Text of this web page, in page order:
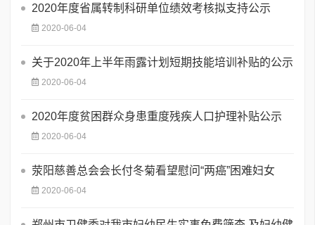
2020年度省属转制科研单位绩效考核拟支持公示
2020-06-04
关于2020年上半年雨露计划短期技能培训补贴的公示
2020-06-04
2020年度贫困群众身患重度残疾人口护理补贴公示
2020-06-04
荥阳慈善总会会长付冬菊看望慰问“两癌”困难妇女
2020-06-04